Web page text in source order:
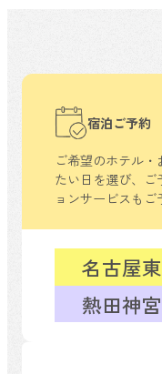
宿泊ご予約
ご希望のホテル・
たい日を選び、ご
ョンサービスもご
熱田神宮
名古屋